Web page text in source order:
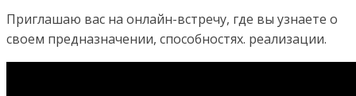
Приглашаю вас на онлайн-встречу, где вы узнаете о
своем предназначении, способностях. реализации.